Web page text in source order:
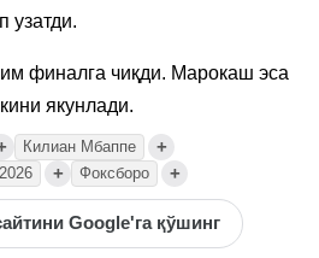
узатди.
финалга чиқди. Марокаш эса
якунлади.
Килиан Мбаппе +
+ Фоксборо +
Google'га қўшинг